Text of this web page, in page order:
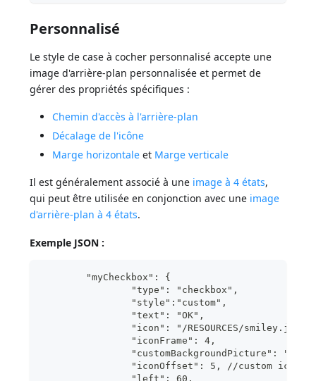
Personnalisé
Le style de case à cocher personnalisé accepte une
image d'arrière-plan personnalisée et permet de
gérer des propriétés spécifiques :
Chemin d'accès à l'arrière-plan
Décalage de l'icône
Marge horizontale et Marge verticale
Il est généralement associé à une image à 4 états,
qui peut être utilisée en conjonction avec une image
d'arrière-plan à 4 états.
Exemple JSON :
	"myCheckbox": {
		"type": "checkbox",
		"style":"custom",
		"text": "OK",
"icon": "/RESOURCES/
		"iconFrame": 4,
"customBackgroundPicture": "/
"iconOffset": 5, //custom icon